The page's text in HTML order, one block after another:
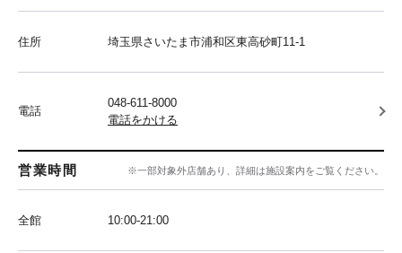
住所 埼玉県さいたま市浦和区東高砂町11-1
電話
048-611-8000
電話をかける
営業時間 ※一部対象外店舗あり、詳細は施設案内をご覧ください。
全館 10:00‐21:00